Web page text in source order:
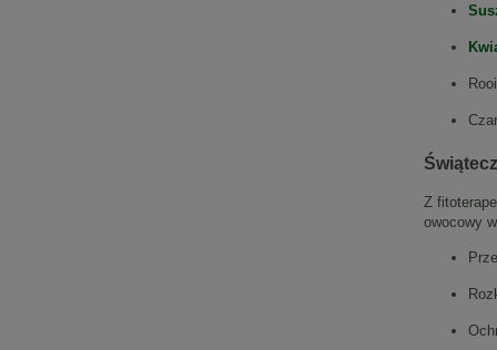
Z
owocowy